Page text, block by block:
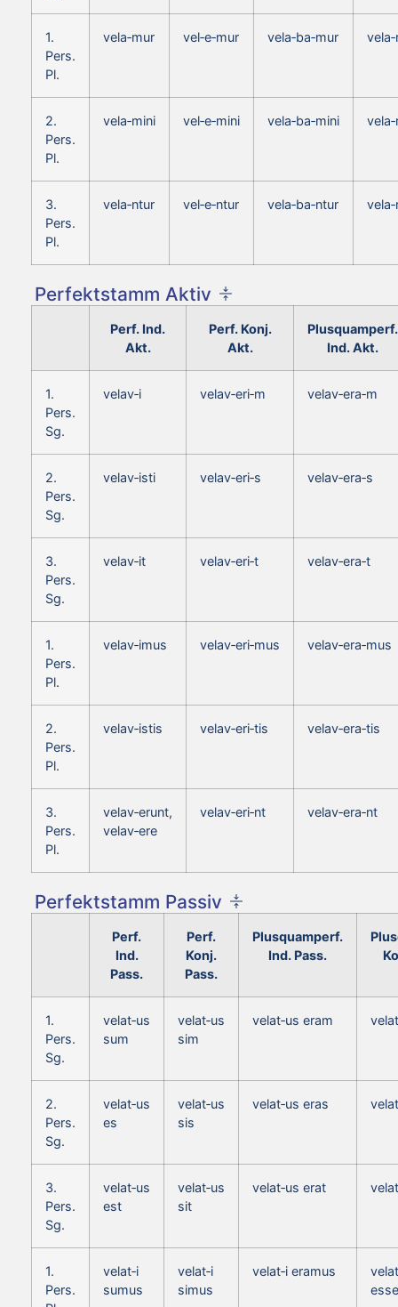
1.
Pers.
Pl.
vela‑mur vel‑e‑mur vela‑ba‑mur
2.
Pers.
Pl.
vela‑mini vel‑e‑mini vela‑ba‑mini
3.
Pers.
Pl.
vela‑ntur vel‑e‑ntur vela‑ba‑ntur
Perfektstamm Aktiv
Perf. Ind.
Akt.
Perf. Konj.
Akt.
Plusquamperf.
Ind. Akt.
1.
Pers.
Sg.
velav‑i velav‑eri‑m velav‑era‑m
2.
Pers.
Sg.
velav‑isti velav‑eri‑s velav‑era‑s
3.
Pers.
Sg.
velav‑it velav‑eri‑t velav‑era‑t
1.
Pers.
Pl.
velav‑imus velav‑eri‑mus velav‑era‑mus
2.
Pers.
Pl.
velav‑istis velav‑eri‑tis velav‑era‑tis
3.
Pers.
Pl.
velav‑erunt,
velav‑ere
velav‑eri‑nt velav‑era‑nt
Perfektstamm Passiv
Perf.
Ind.
Pass.
Perf.
Konj.
Pass.
Plusquamperf.
Ind. Pass.
1.
Pers.
Sg.
velat‑us
sum
velat‑us
sim
velat‑us eram
2.
Pers.
Sg.
velat‑us
es
velat‑us
sis
velat‑us eras
3.
Pers.
Sg.
velat‑us
est
velat‑us
sit
velat‑us erat
1.
Pers.
velat‑i
sumus
velat‑i
simus
velat‑i eramus